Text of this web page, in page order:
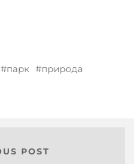
парк
природа
POST